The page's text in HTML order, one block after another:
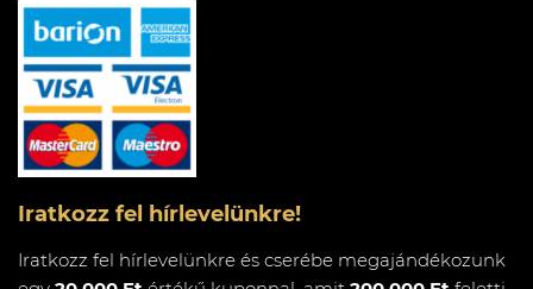
Iratkozz fel hírlevelünkre!
Iratkozz fel hírlevelünkre és cserébe megajándékozunk